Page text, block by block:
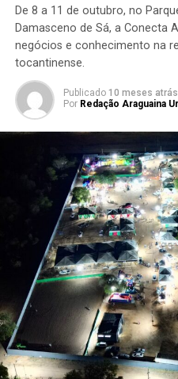
De 8 a 11 de outubro, no
Damasceno de Sá, a Conecta
negócios e conhecimento na
tocantinense.
Publicado 10 meses atrás
Por Redação Araguaina